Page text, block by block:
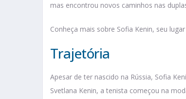
mas encontrou novos caminhos nas
Conheça mais sobre Sofia Kenin, seu
Trajetória
Apesar de ter nascido na Rússia, Sofia
Svetlana Kenin, a tenista começou na